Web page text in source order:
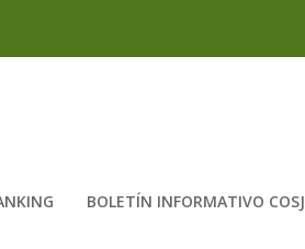
BOLETÍN INFORMATIVO COSJ